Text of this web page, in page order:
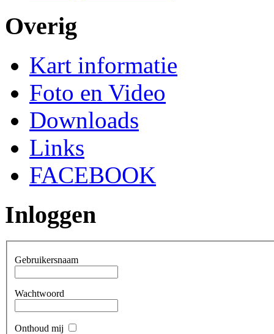
Overig
Kart informatie
Foto en Video
Downloads
Links
FACEBOOK
Inloggen
Gebruikersnaam
Wachtwoord
Onthoud mij